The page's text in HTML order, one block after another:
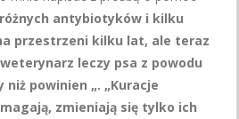
antybiotyków i kilku
przestrzeni kilku lat, ale teraz
leczy psa z powodu
niż powinien „. „Kuracje
zmieniają się tylko ich